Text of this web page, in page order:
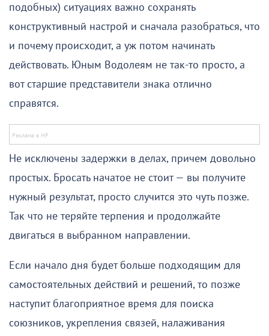
подобных) ситуациях важно сохранять
конструктивный настрой и сначала разобраться, что
и почему происходит, а уж потом начинать
действовать. Юным Водолеям не так-то просто, а
вот старшие представители знака отлично
справятся.
Не исключены задержки в делах, причем довольно
простых. Бросать начатое не стоит — вы получите
нужный результат, просто случится это чуть позже.
Так что не теряйте терпения и продолжайте
двигаться в выбранном направлении.
Если начало дня будет больше подходящим для
самостоятельных действий и решений, то позже
наступит благоприятное время для поиска
союзников, укрепления связей, налаживания